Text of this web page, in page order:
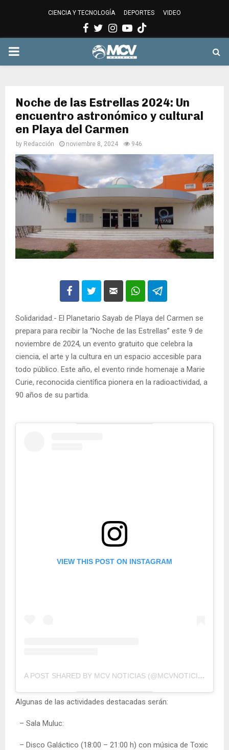
CIENCIA Y TECNOLOGÍA DEPORTES VIDEO
Facebook
Twitter
Instagram
Youtube
PRIMARY
Noche de las Estrellas 2024: Un
encuentro astronómico y cultural
en Playa del Carmen
by Redacción noviembre 8, 2024 946
Solidaridad.- El Planetario Sayab de Playa del Carmen se
prepara para recibir la “Noche de las Estrellas” este 9 de
noviembre de 2024, un evento gratuito que celebra la
ciencia, el arte y la cultura en un espacio accesible para
todo público. Este año, el evento rinde homenaje a Marie
Curie, reconocida científica pionera en la radioactividad, a
90 años de su partida.
VIEW THIS POST ON INSTAGRAM
A POST SHARED BY MCV NOTICIAS (@MCVNOTICIAS)
Algunas de las actividades destacadas serán:
– Sala Muluc:
– Disco Galáctico (18:00 – 21:00 h) con música de Toxic